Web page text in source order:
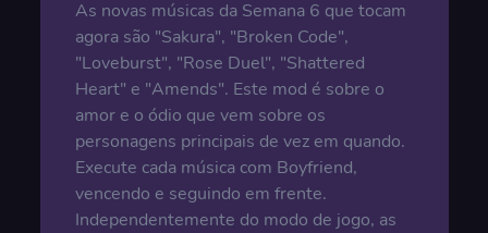
As novas músicas da Semana 6 que tocam
agora são "Sakura", "Broken Code",
"Loveburst", "Rose Duel", "Shattered
Heart" e "Amends". Este mod é sobre o
amor e o ódio que vem sobre os
personagens principais de vez em quando.
Execute cada música com Boyfriend,
vencendo e seguindo em frente.
Independentemente do modo de jogo, as